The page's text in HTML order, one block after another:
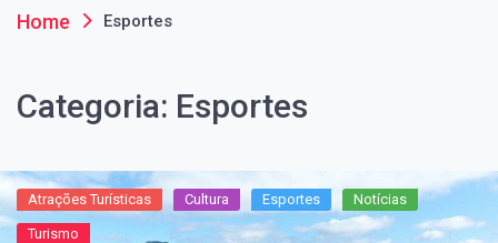
Home Esportes
Categoria: Esportes
Atrações Turísticas Cultura Esportes Notícias
Turismo